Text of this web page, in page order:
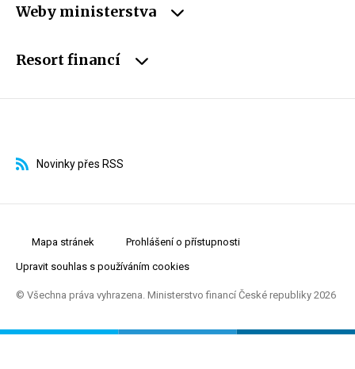
Weby ministerstva
Resort financí
Novinky přes RSS
Mapa stránek Prohlášení o přístupnosti
Upravit souhlas s používáním cookies
© Všechna práva vyhrazena. Ministerstvo financí České republiky 2026